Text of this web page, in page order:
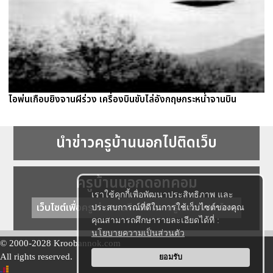
เราใช้คุกกี้เพื่อพัฒนาประสิทธิภาพ และ
ประสบการณ์ที่ดีในการใช้เว็บไซต์ของคุณ
คุณสามารถศึกษารายละเอียดได้ที่ :
นโยบายความเป็นส่วนตัว
ยอมรับ
ไอพ่นเกือบยิงจานผีร่วง เครื่องบินขับไล่อังกฤษกระหน่ำจานบิน
นำข่าวครูบ้านนอกไปติดเว็บ
ครูบ้านนอกดอทคอม
เว็บไซต์เพื่อครู ข่าวการศึกษา ความรู้ การศึกษาไทย
© 2000-2028 Kroobannok.com
All rights reserved.